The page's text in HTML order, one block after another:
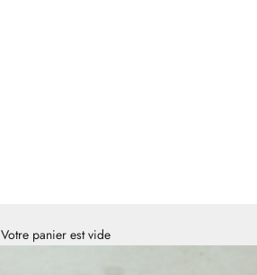
Votre panier est vide